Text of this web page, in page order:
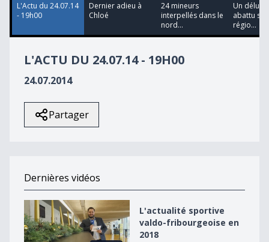
L'Actu du 24.07.14
- 19h00
Dernier adieu à
Chloé
24 mineurs
interpellés dans le
nord...
Un
abattu
régio...
L'ACTU DU 24.07.14 - 19H00
24.07.2014
Partager
Dernières vidéos
L&#039;actualité sportive valdo-fribourgeoise en 2018
L'actualité sportive
valdo-fribourgeoise en
2018